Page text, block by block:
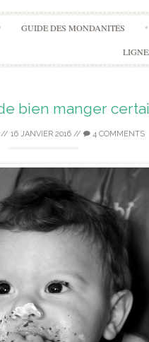
GUIDE DES MONDANITÉS
bien manger
// 16 JANVIER 2016 // 4 COMMENTS